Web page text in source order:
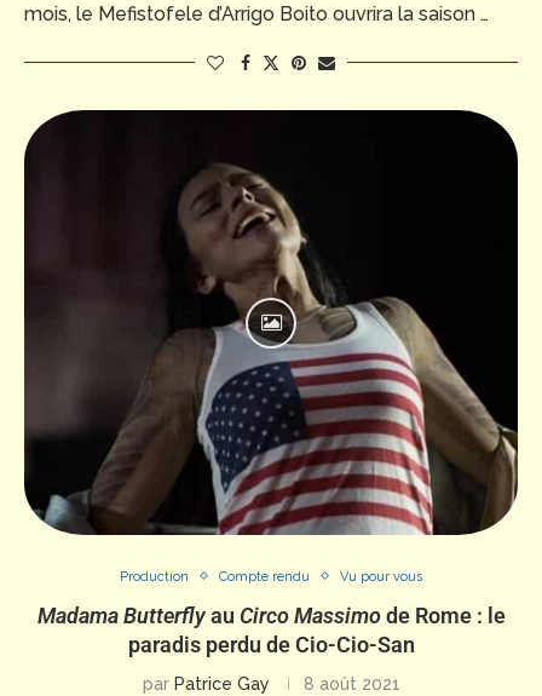
mois, le Mefistofele d’Arrigo Boito ouvrira la saison …
Production Compte rendu Vu pour vous
Madama Butterflyau Circo Massimode Rome : le
paradis perdu de Cio-Cio-San
par Patrice Gay 8 août 2021